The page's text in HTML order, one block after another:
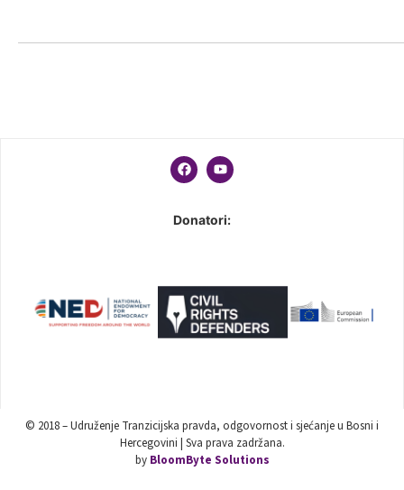
Donatori:
© 2018 – Udruženje Tranzicijska pravda, odgovornost i sjećanje u Bosni i
Hercegovini | Sva prava zadržana.
by BloomByte Solutions